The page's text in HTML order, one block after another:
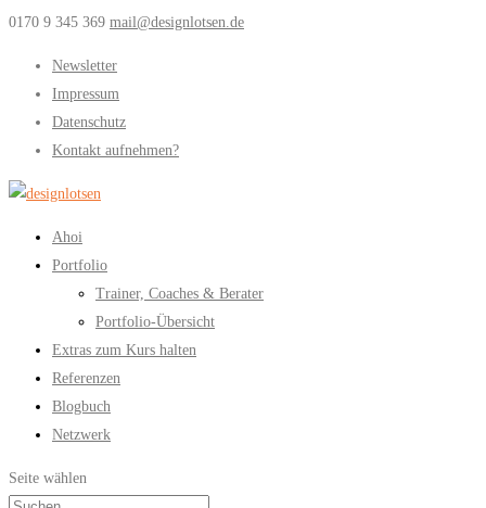
0170 9 345 369 mail@designlotsen.de
Newsletter
Impressum
Datenschutz
Kontakt aufnehmen?
Ahoi
Portfolio
Trainer, Coaches & Berater
Portfolio-Übersicht
Extras zum Kurs halten
Referenzen
Blogbuch
Netzwerk
Seite wählen